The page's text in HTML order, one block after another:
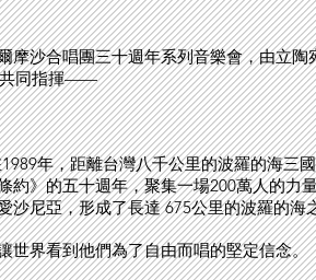
摩沙合唱團三十週年系列音樂會，由立陶
共同指揮——
年，距離台灣八千公里的波羅的海三
約》的五十週年，聚集一場200萬人的力
沙尼亞，形成了長達 675公里的波羅的海
世界看到他們為了自由而唱的堅定信念。